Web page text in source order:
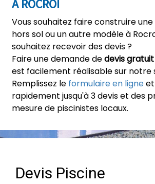
À ROCROI
Vous souhaitez faire construire
hors sol ou un autre modèle à
souhaitez recevoir des devis ?
Faire une demande dedevis
est facilement réalisable sur notre
Remplissez le formulaire en ligne
rapidement jusqu'à 3 devis et des
mesure de piscinistes locaux.
Devis Piscine